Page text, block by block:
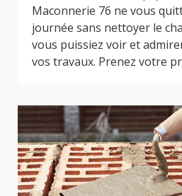
Maconnerie 76 ne vous
journée sans nettoyer le
vous puissiez voir et
vos travaux. Prenez votre